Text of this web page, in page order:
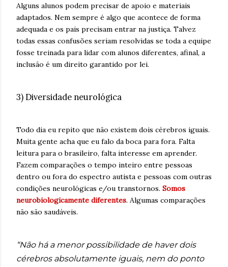
Alguns alunos podem precisar de apoio e materiais
adaptados. Nem sempre é algo que acontece de forma
adequada e os pais precisam entrar na justiça. Talvez
todas essas confusões seriam resolvidas se toda a equipe
fosse treinada para lidar com alunos diferentes, afinal, a
inclusão é um direito garantido por lei.
3) Diversidade neurológica
Todo dia eu repito que não existem dois cérebros iguais.
Muita gente acha que eu falo da boca para fora. Falta
leitura para o brasileiro, falta interesse em aprender.
Fazem comparações o tempo inteiro entre pessoas
dentro ou fora do espectro autista e pessoas com outras
condições neurológicas e/ou transtornos. Somos
neurobiologicamente diferentes. Algumas comparações
não são saudáveis.
“Não há a menor possibilidade de haver dois
cérebros absolutamente iguais, nem do ponto